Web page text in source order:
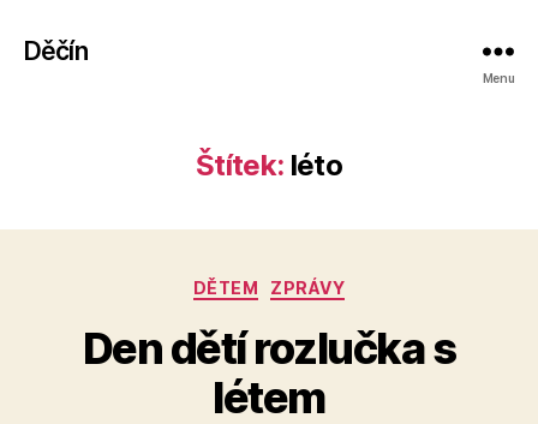
Děčín
Menu
Štítek: léto
Rubriky
DĚTEM ZPRÁVY
Den dětí rozlučka s
létem
A
u
t